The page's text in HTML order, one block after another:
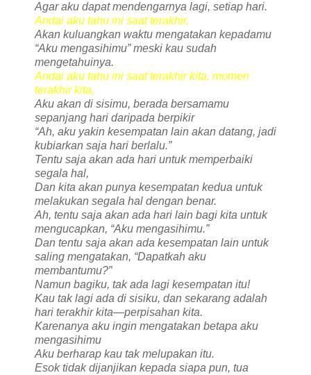
Agar aku dapat mendengarnya lagi, setiap hari.
Andai aku tahu ini saat terakhir,
Akan kuluangkan waktu mengatakan kepadamu
“Aku mengasihimu” meski kau sudah
mengetahuinya.
Andai aku tahu ini saat terakhir kita, momen
terakhir kita,
Aku akan di sisimu, berada bersamamu
sepanjang hari daripada berpikir
“Ah, aku yakin kesempatan lain akan datang, jadi
kubiarkan saja hari berlalu.”
Tentu saja akan ada hari untuk memperbaiki
segala hal,
Dan kita akan punya kesempatan kedua untuk
melakukan segala hal dengan benar.
Ah, tentu saja akan ada hari lain bagi kita untuk
mengucapkan, “Aku mengasihimu.”
Dan tentu saja akan ada kesempatan lain untuk
saling mengatakan, “Dapatkah aku
membantumu?”
Namun bagiku, tak ada lagi kesempatan itu!
Kau tak lagi ada di sisiku, dan sekarang adalah
hari terakhir kita—perpisahan kita.
Karenanya aku ingin mengatakan betapa aku
mengasihimu
Aku berharap kau tak melupakan itu.
Esok tidak dijanjikan kepada siapa pun, tua